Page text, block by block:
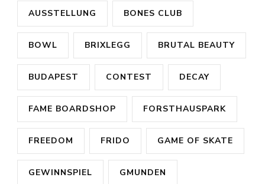
AUSSTELLUNG BONES CLUB
BOWL BRIXLEGG BRUTAL BEAUTY
BUDAPEST CONTEST DECAY
FAME BOARDSHOP FORSTHAUSPARK
FREEDOM FRIDO GAME OF SKATE
GEWINNSPIEL GMUNDEN